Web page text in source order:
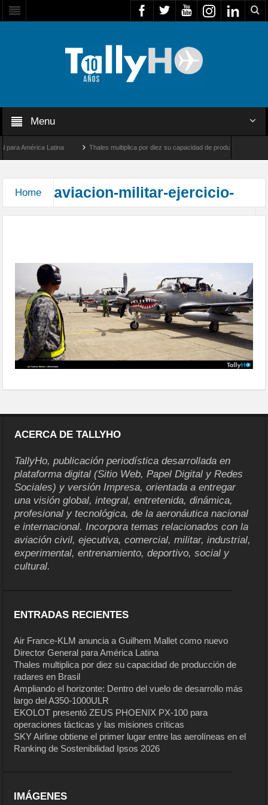
Menu
América Latina Thales multiplica por diez su capacidad de producción de
Home aviacion-militar-ejercicio-
andes1-01
ACERCA DE TALLYHO
TallyHo, publicación periodística desarrollada en
plataforma digital (Sitio Web, Papel Digital y Redes
Sociales) y versión Impresa, orientada a entregar
una visión global, integral, entretenida, dinámica,
profesional y tecnológica, de la aeronáutica nacional
e internacional. Incorpora temas relacionados con la
aviación civil, ejecutiva, comercial, militar, industrial,
experimental, entrenamiento, deportivo, social y
cultural.
ENTRADAS RECIENTES
Air France-KLM anuncia a Guilhem Mallet como nuevo
Director General para América Latina
Thales multiplica por diez su capacidad de producción de
radares en Brasil
Ampliando el horizonte: Dentro del vuelo de desarrollo más
largo del A350-1000ULR
EKOLOT presentó ZEUS PHOENIX PX-100 para
operaciones tácticas y las misiones críticas
SKY Airline obtiene el primer lugar entre las aerolíneas en el
Ranking de Sostenibilidad Ipsos 2026
IMÁGENES